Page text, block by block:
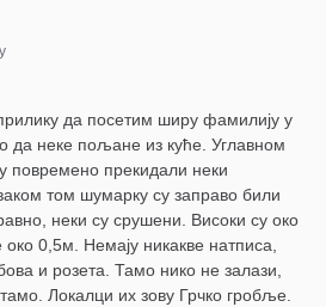
да посетим ширу фамилију у
да неке пољане из куће. Углавном
повремено прекидали неки
том шумарку су заправо били
неки су срушени. Високи су око
0,5м. Немају никакве натписа,
и розета. Тамо нико не залази,
Локалци их зову Грчко гробље.